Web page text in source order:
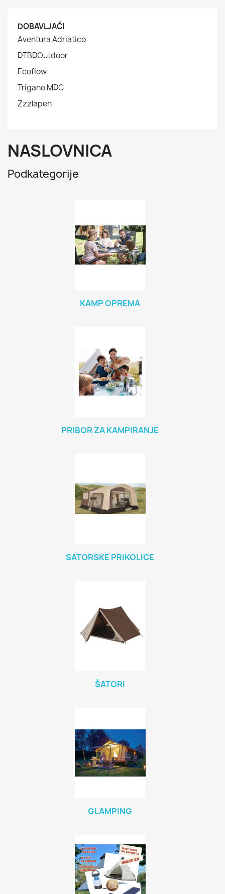
DOBAVLJAČI
Aventura Adriatico
DTBDOutdoor
Ecoflow
Trigano MDC
Zzzlapen
NASLOVNICA
Podkategorije
KAMP OPREMA
PRIBOR ZA KAMPIRANJE
SATORSKE PRIKOLICE
ŠATORI
GLAMPING